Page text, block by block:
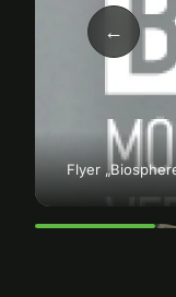
Flyer
←